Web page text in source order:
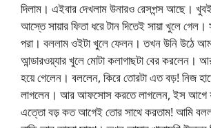
দিলাম। এইবার দেখলাম উনারও রেসপন্স আছে।
আস্তে সায়ার ফিতা ধরে টান দিতেই সায়া খুলে গেল।
পরা। বললাম ওইটা খুলে ফেলন। তখন উনি উঠে
আন্ডারওয়্যার খুলে মোটা কলাগাছটা বের করলেন।
হয়ে গেলেন। বললেন, কিরে তোরটা এত বড়! নিজ
লাগলেন। আর আফসোস করতে লাগলেন, ইস আগে
এত্তো বড় কত আগেই তোর সাথে করতাম! আমি